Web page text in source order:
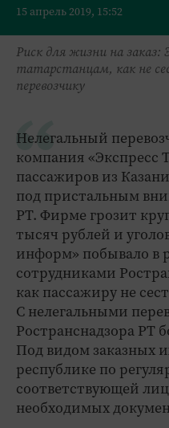
15 апрель 2019, 15:52
Риск для жизни на заказ:
татарстанцам, как не
перевозчику
Нелегальный
компания «Экспресс
пассажиров из
под пристальным
РТ. Фирме грозит
тысяч рублей и
информ» побывало в
сотрудниками
как пассажиру не
С нелегальными
Ространснадзора РТ
Под видом заказных
республике по
соответствующей
необходимых